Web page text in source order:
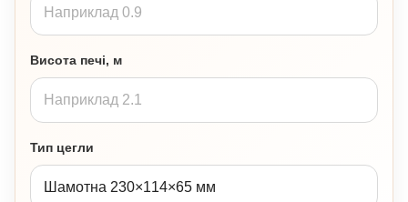
Висота печі, м
Тип цегли